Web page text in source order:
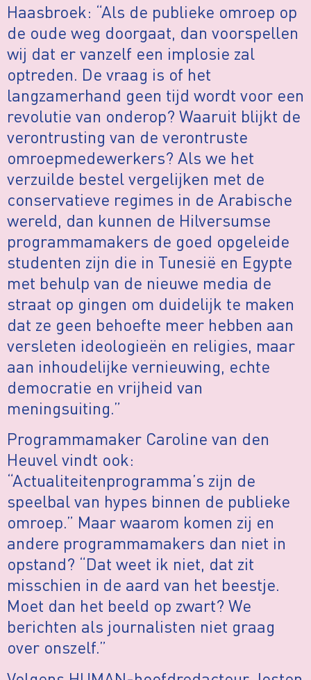
Haasbroek: “Als de publieke omroep op
de oude weg doorgaat, dan voorspellen
wij dat er vanzelf een implosie zal
optreden. De vraag is of het
langzamerhand geen tijd wordt voor een
revolutie van onderop? Waaruit blijkt de
verontrusting van de verontruste
omroepmedewerkers? Als we het
verzuilde bestel vergelijken met de
conservatieve regimes in de Arabische
wereld, dan kunnen de Hilversumse
programmamakers de goed opgeleide
studenten zijn die in Tunesië en Egypte
met behulp van de nieuwe media de
straat op gingen om duidelijk te maken
dat ze geen behoefte meer hebben aan
versleten ideologieën en religies, maar
aan inhoudelijke vernieuwing, echte
democratie en vrijheid van
meningsuiting.”
Programmamaker Caroline van den
Heuvel vindt ook:
“Actualiteitenprogramma’s zijn de
speelbal van hypes binnen de publieke
omroep.” Maar waarom komen zij en
andere programmamakers dan niet in
opstand? “Dat weet ik niet, dat zit
misschien in de aard van het beestje.
Moet dan het beeld op zwart? We
berichten als journalisten niet graag
over onszelf.”